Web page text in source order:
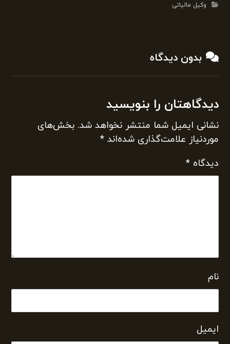
وکیل مالیاتی
بدون دیدگاه
دیدگاهتان را بنویسید
نشانی ایمیل شما منتشر نخواهد شد. بخش‌های
موردنیاز علامت‌گذاری شده‌اند*
دیدگاه*
نام
ایمیل